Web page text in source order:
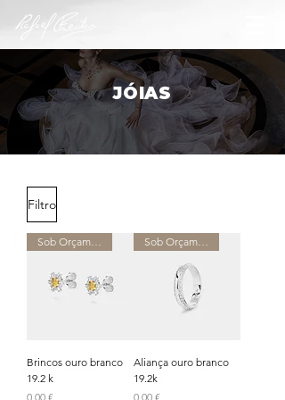
​JÓIAS
Filtro
Sob Orçamento
Brincos ouro branco
19.2 k
Preço
0,00 €
Sob Orçamento
Aliança ouro branco
19.2k
Preço
0,00 €